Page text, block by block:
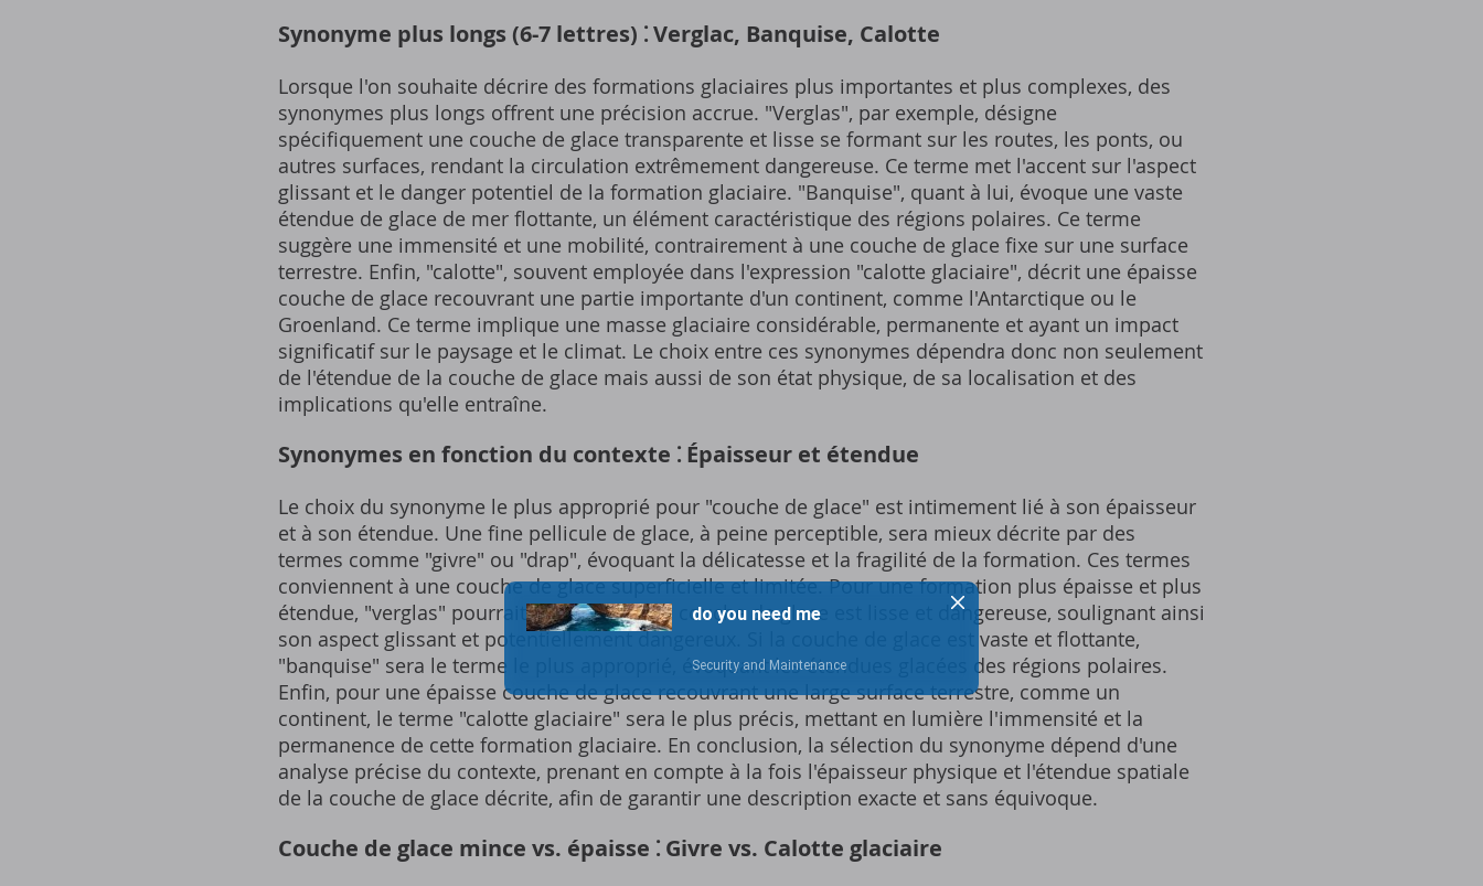
Synonyme plus longs (6-7 lettres) ⁚ Verglac, Banquise, Calotte
Lorsque l'on souhaite décrire des formations glaciaires plus importantes et plus complexes, des
synonymes plus longs offrent une précision accrue. "Verglas", par exemple, désigne
spécifiquement une couche de glace transparente et lisse se formant sur les routes, les ponts, ou
autres surfaces, rendant la circulation extrêmement dangereuse. Ce terme met l'accent sur l'aspect
glissant et le danger potentiel de la formation glaciaire. "Banquise", quant à lui, évoque une vaste
étendue de glace de mer flottante, un élément caractéristique des régions polaires. Ce terme
suggère une immensité et une mobilité, contrairement à une couche de glace fixe sur une surface
terrestre. Enfin, "calotte", souvent employée dans l'expression "calotte glaciaire", décrit une épaisse
couche de glace recouvrant une partie importante d'un continent, comme l'Antarctique ou le
Groenland. Ce terme implique une masse glaciaire considérable, permanente et ayant un impact
significatif sur le paysage et le climat. Le choix entre ces synonymes dépendra donc non seulement
de l'étendue de la couche de glace mais aussi de son état physique, de sa localisation et des
implications qu'elle entraîne.
Synonymes en fonction du contexte ⁚ Épaisseur et étendue
Le choix du synonyme le plus approprié pour "couche de glace" est intimement lié à son épaisseur
et à son étendue. Une fine pellicule de glace, à peine perceptible, sera mieux décrite par des
termes comme "givre" ou "drap", évoquant la délicatesse et la fragilité de la formation. Ces termes
conviennent à une couche de glace superficielle et limitée. Pour une formation plus épaisse et plus
étendue, "verglas" pourrait être utilisé si la couche de glace est lisse et dangereuse, soulignant ainsi
son aspect glissant et potentiellement dangereux. Si la couche de glace est vaste et flottante,
"banquise" sera le terme le plus approprié, évoquant les étendues glacées des régions polaires.
Enfin, pour une épaisse couche de glace recouvrant une large surface terrestre, comme un
continent, le terme "calotte glaciaire" sera le plus précis, mettant en lumière l'immensité et la
permanence de cette formation glaciaire. En conclusion, la sélection du synonyme dépend d'une
analyse précise du contexte, prenant en compte à la fois l'épaisseur physique et l'étendue spatiale
de la couche de glace décrite, afin de garantir une description exacte et sans équivoque.
Couche de glace mince vs. épaisse ⁚ Givre vs. Calotte glaciaire